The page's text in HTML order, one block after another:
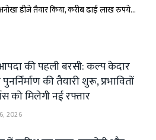
डीजे तैयार किया, करीब ढाई लाख रुपये…
की पहली बरसी: कल्प केदार
की तैयारी शुरू, प्रभावितों
को मिलेगी नई रफ्तार
2026